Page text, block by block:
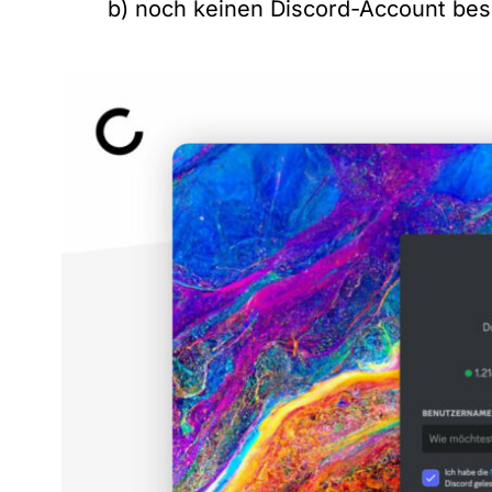
b) noch keinen Discord-Account